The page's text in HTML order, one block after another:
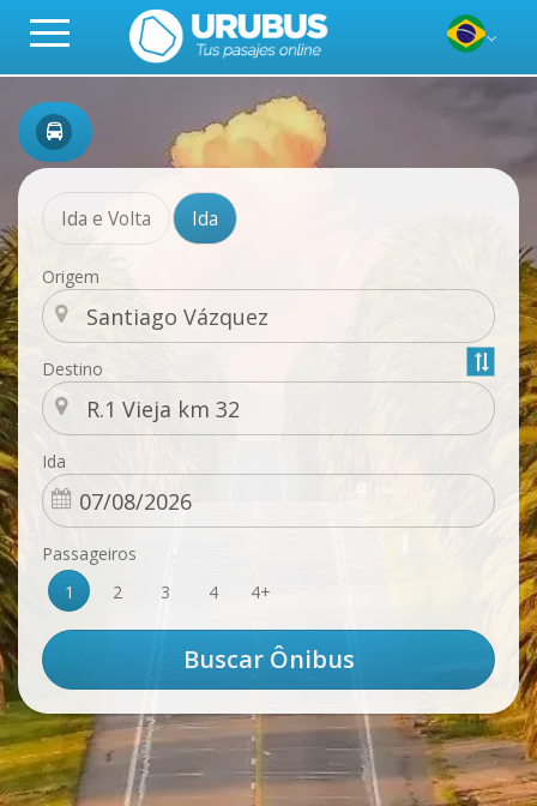
Ida e Volta Ida
Origem
Destino
Ida
Passageiros
1
2 3 4 4+